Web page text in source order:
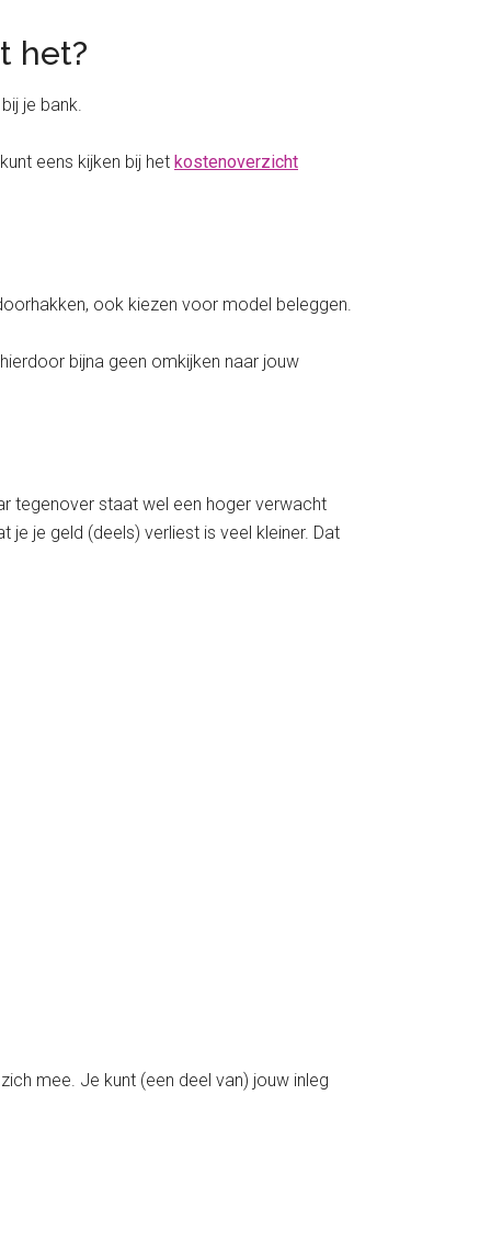
het?
je bank.
eens kijken bij het kostenoverzicht
ook kiezen voor model beleggen.
bijna geen omkijken naar jouw
tegenover staat wel een hoger verwacht
je geld (deels) verliest is veel kleiner. Dat
mee. Je kunt (een deel van) jouw inleg